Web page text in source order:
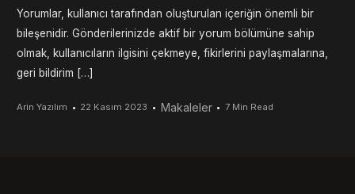
Yorumlar, kullanıcı tarafından oluşturulan içeriğin önemli bir
bileşenidir. Gönderilerinizde aktif bir yorum bölümüne sahip
olmak, kullanıcıların ilgisini çekmeye, fikirlerini paylaşmalarına,
geri bildirim […]
Arin Yazılım 22 Kasım 2023 Makaleler 7 Min Read